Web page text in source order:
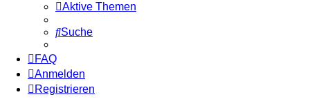
Aktive Themen
Suche
FAQ
Anmelden
Registrieren